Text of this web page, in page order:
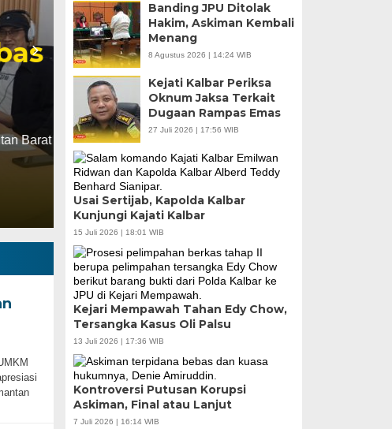
Kontroversi Putusan
Final atau Lanjut
Selasa, 7 Jul 2026 - 16:14 WIB
Askiman, Wakil Bupati Sintang Periode 2016–2021
hakim pada perkara korupsi dana hibah Gereja
Banding JPU Ditolak
Hakim, Askiman Kembali
Menang
8 Agustus 2026 | 14:24 WIB
Kejati Kalbar Periksa
Oknum Jaksa Terkait
Dugaan Rampas Emas
27 Juli 2026 | 17:56 WIB
Usai Sertijab, Kapolda Kalbar
Kunjungi Kajati Kalbar
15 Juli 2026 | 18:01 WIB
Kejari Mempawah Tahan Edy Chow,
Tersangka Kasus Oli Palsu
13 Juli 2026 | 17:36 WIB
Kontroversi Putusan Korupsi
Askiman, Final atau Lanjut
7 Juli 2026 | 16:14 WIB